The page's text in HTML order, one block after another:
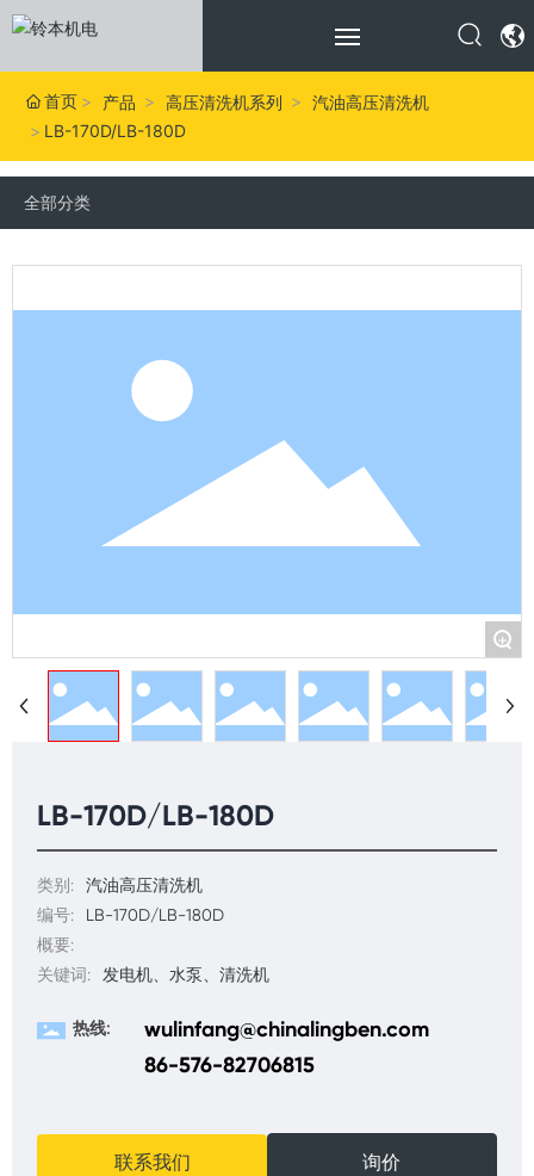
首页 产品 高压清洗机系列
汽油高压清洗机
LB-170D/LB-180D
全部分类
+
LB-170D/LB-180D
类别:
汽油高压清洗机
编号:
LB-170D/LB-180D
概要:
关键词:
发电机、水泵、清洗机
热线:
wulinfang@chinalingben.com
86-576-82706815
联系我们 询价
网站首页
关于我们
产品中心